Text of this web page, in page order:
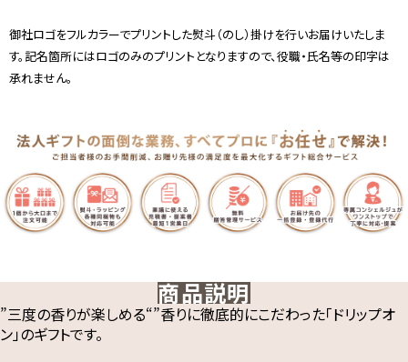
御社ロゴをフルカラーでプリントした熨斗（のし）掛けを行いお届けいたしま
す。記名箇所にはロゴのみのプリントとなりますので、役職・氏名等の印字は
承れません。
商品説明
”三度の香りが楽しめる“”香りに徹底的にこだわった「ドリップオ
ン」のギフトです。